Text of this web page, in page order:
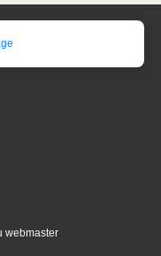
webmaster